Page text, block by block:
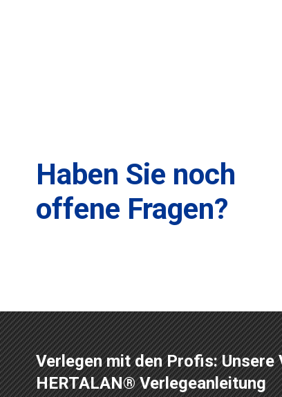
Haben Sie noch
offene Fragen?
Verlegen mit den Profis: Unsere
HERTALAN® Verlegeanleitung